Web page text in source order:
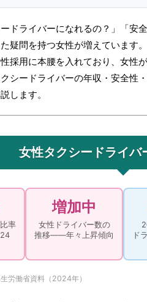
ードライバーになれるの？」「安
疑問を持つ女性が増えています
採用に本腰を入れており、女性
シードライバーの年収・安全性
します。
女性タクシードライバ
率
増加中
女性ドライバー数の
推移——年々上昇傾向
ド
労働省資料（2024年）